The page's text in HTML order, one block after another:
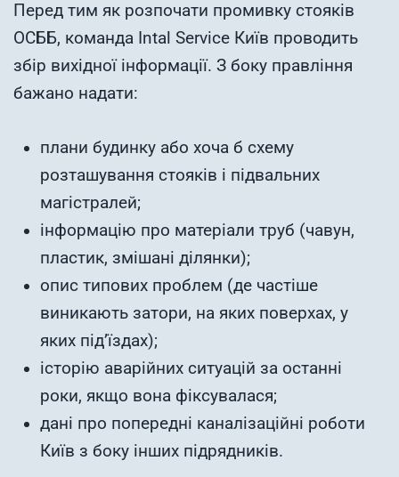
Перед тим як розпочати промивку стояків
ОСББ, команда Intal Service Київ проводить
збір вихідної інформації. З боку правління
бажано надати:
плани будинку або хоча б схему
розташування стояків і підвальних
магістралей;
інформацію про матеріали труб (чавун,
пластик, змішані ділянки);
опис типових проблем (де частіше
виникають затори, на яких поверхах, у
яких під’їздах);
історію аварійних ситуацій за останні
роки, якщо вона фіксувалася;
дані про попередні каналізаційні роботи
Київ з боку інших підрядників.